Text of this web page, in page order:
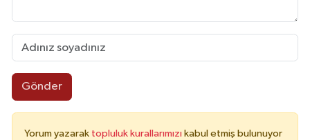
Gönder
Yorum yazarak topluluk kurallarımızı kabul etmiş bulunuyor